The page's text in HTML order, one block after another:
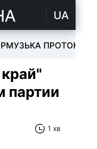
UA
ПРОТОКА
партии
1 хв